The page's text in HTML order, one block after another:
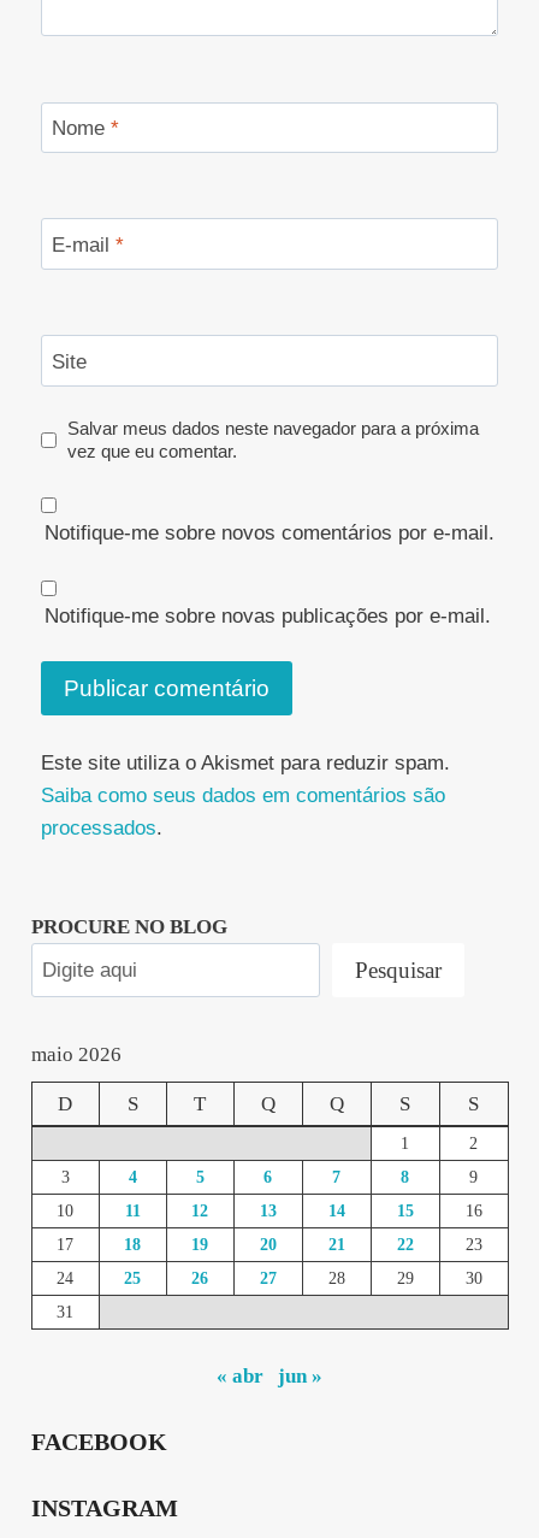
Nome *
E-mail *
Site
Salvar meus dados neste navegador para a próxima
vez que eu comentar.
Notifique-me sobre novos comentários por e-mail.
Notifique-me sobre novas publicações por e-mail.
Este site utiliza o Akismet para reduzir spam.
Saiba como seus dados em comentários são
processados.
PROCURE NO BLOG
Pesquisar
maio 2026
D S T Q Q S S
1
2
3
4 5 6 7 8
9
10
11 12 13 14 15
16
17
18 19 20 21 22
23
24
25 26 27 28 29
30
31
« abr jun »
FACEBOOK
INSTAGRAM